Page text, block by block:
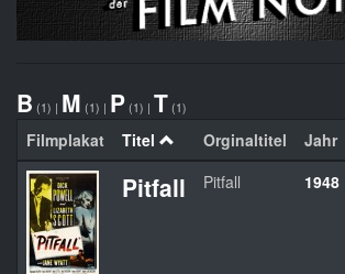
B (1) | M (1) | P (1) | T (1)
Filmplakat Titel Orginaltitel Jahr
Pitfall Pitfall 1948